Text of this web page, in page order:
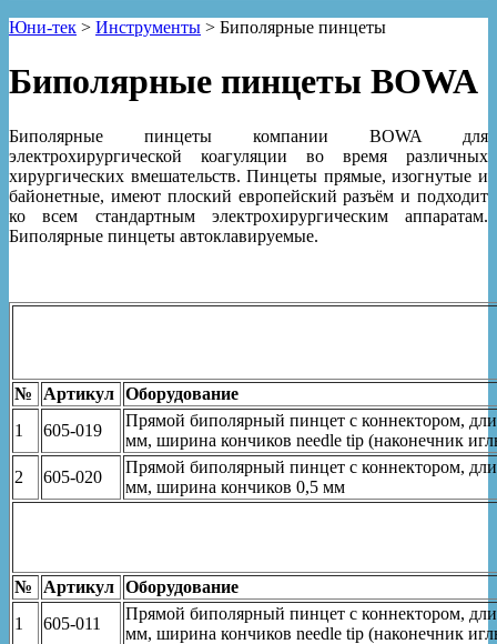
Юни-тек > Инструменты > Биполярные пинцеты
Биполярные пинцеты BOWA
Биполярные пинцеты компании BOWA для
электрохирургической коагуляции во время различных
хирургических вмешательств. Пинцеты прямые, изогнутые и
байонетные, имеют плоский европейский разъём и подходит
ко всем стандартным электрохирургическим аппаратам.
Биполярные пинцеты автоклавируемые.
№ Артикул Оборудование
1
605-019
Прямой биполярный пинцет с коннектором,
мм, ширина кончиков needle tip (наконечник
2
605-020
Прямой биполярный пинцет с коннектором,
мм, ширина кончиков 0,5 мм
№ Артикул Оборудование
1
605-011
Прямой биполярный пинцет с коннектором,
мм, ширина кончиков needle tip (наконечник